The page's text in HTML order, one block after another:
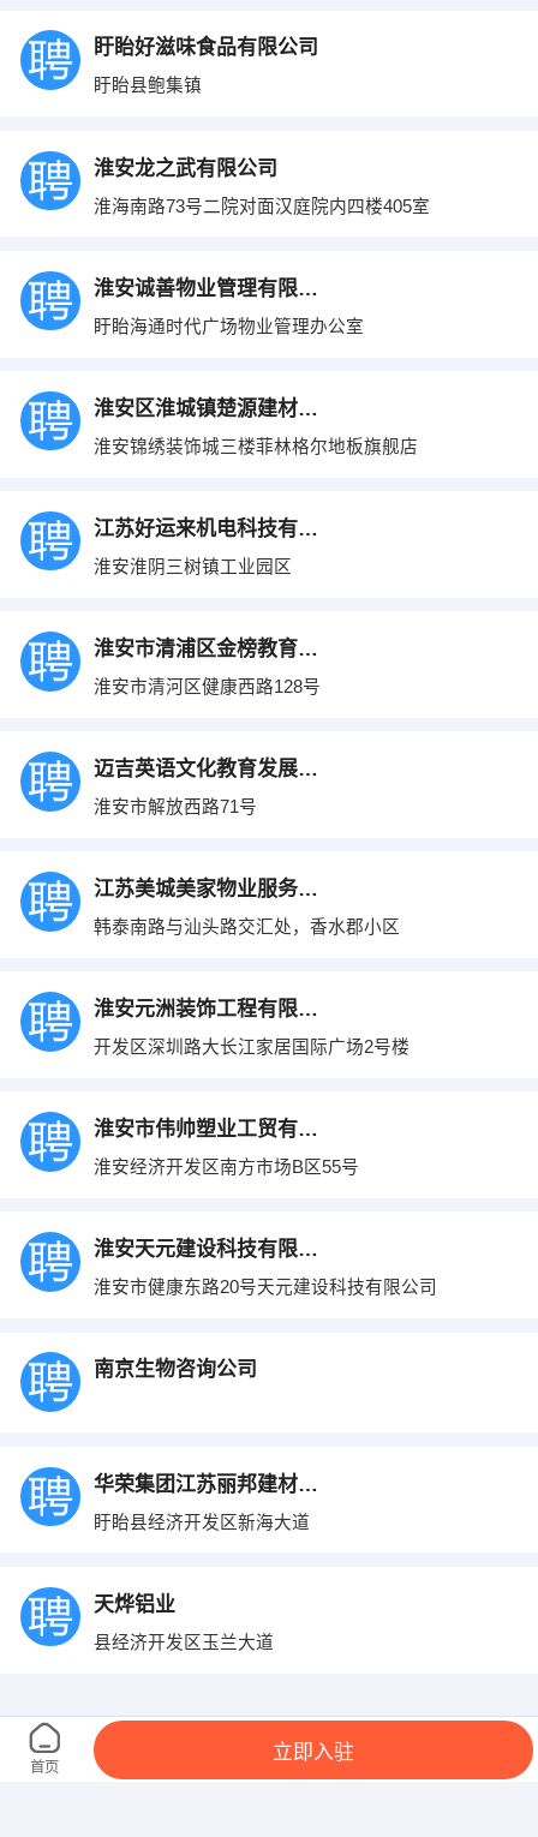
盱眙好滋味食品有限公司
盱眙县鲍集镇
淮安龙之武有限公司
淮海南路73号二院对面汉庭院内四楼405室
淮安诚善物业管理有限公司
盱眙海通时代广场物业管理办公室
淮安区淮城镇楚源建材经营部
淮安锦绣装饰城三楼菲林格尔地板旗舰店
江苏好运来机电科技有限公司
淮安淮阴三树镇工业园区
淮安市清浦区金榜教育培训中心
淮安市清河区健康西路128号
迈吉英语文化教育发展有限公司
淮安市解放西路71号
江苏美城美家物业服务有限公司
韩泰南路与汕头路交汇处，香水郡小区
淮安元洲装饰工程有限公司
开发区深圳路大长江家居国际广场2号楼
淮安市伟帅塑业工贸有限公司
淮安经济开发区南方市场B区55号
淮安天元建设科技有限公司
淮安市健康东路20号天元建设科技有限公司
南京生物咨询公司
华荣集团江苏丽邦建材有限公司
盱眙县经济开发区新海大道
天烨铝业
县经济开发区玉兰大道
首页
立即入驻